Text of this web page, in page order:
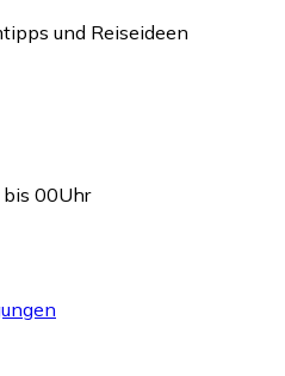
und Reiseideen
00Uhr